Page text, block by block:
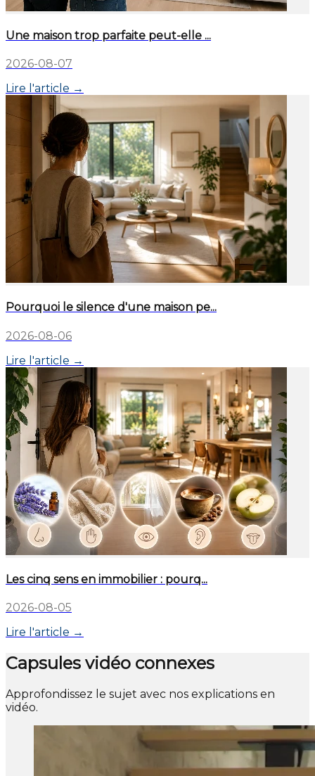
Une maison trop parfaite peut-elle ...
2026-08-07
Lire l'article →
Pourquoi le silence d'une maison pe...
2026-08-06
Lire l'article →
Les cinq sens en immobilier : pourq...
2026-08-05
Lire l'article →
Capsules vidéo connexes
Approfondissez le sujet avec nos explications en
vidéo.